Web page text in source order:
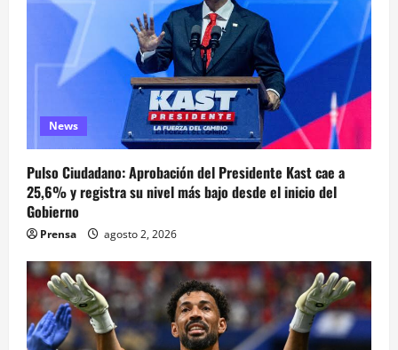
News
Pulso Ciudadano: Aprobación del Presidente Kast cae a
25,6% y registra su nivel más bajo desde el inicio del
Gobierno
Prensa agosto 2, 2026